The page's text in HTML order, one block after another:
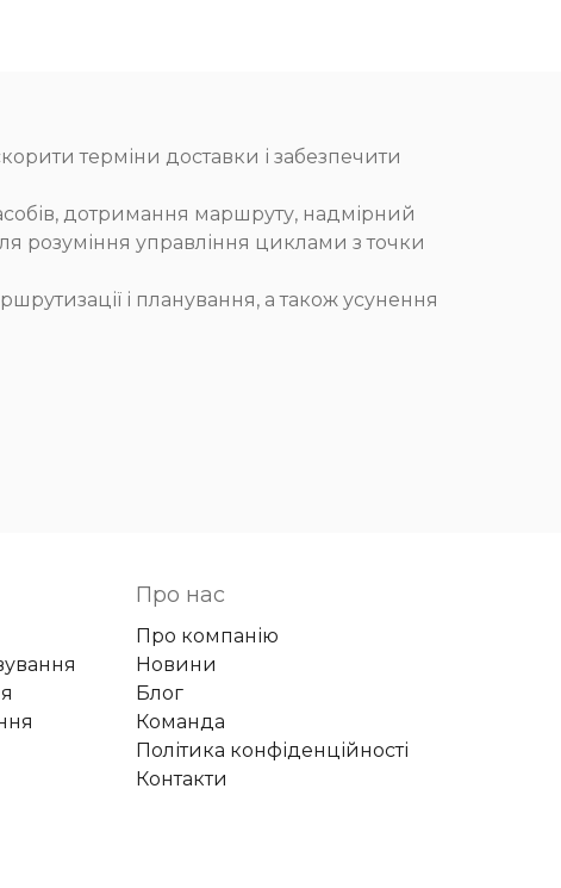
терміни доставки і забезпечити
дотримання маршруту, надмірний
розуміння управління циклами з точки
і планування, а також усунення
Про нас
Про компанію
Новини
Блог
Команда
Політика конфіденційності
Контакти